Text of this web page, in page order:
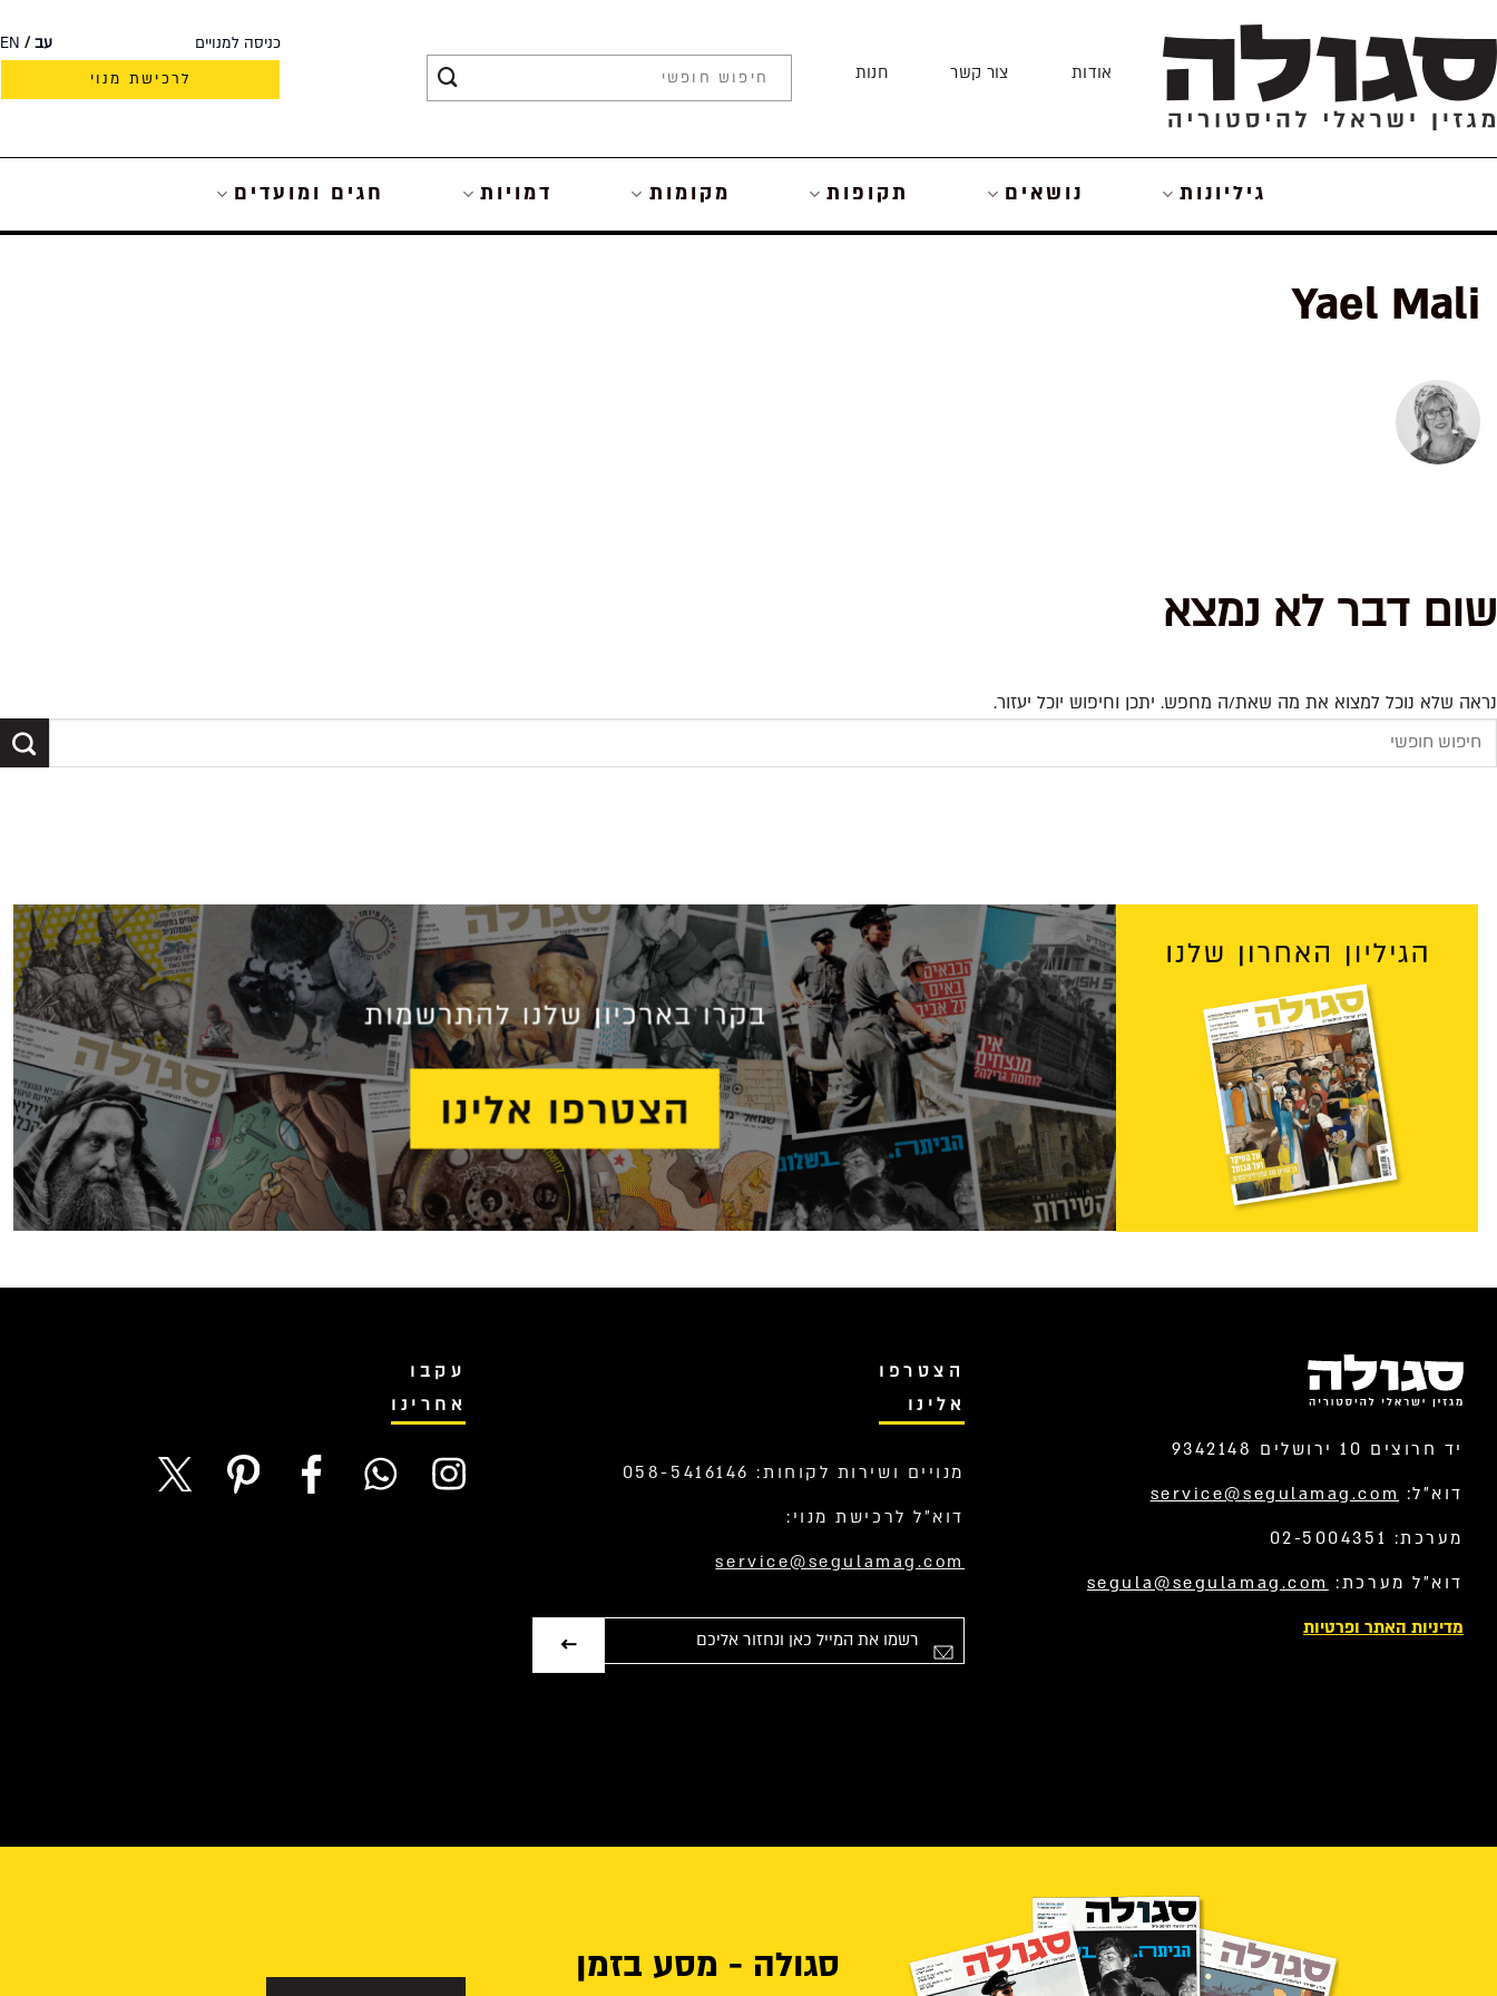
to
content
אודות צור קשר חנות
כניסה למנויים עב
EN
לרכישת מנוי
גיליונות נושאים תקופות מקומות דמויות חגים ומועדים
Yael Mali
שום דבר לא נמצא
נראה שלא נוכל למצוא את מה שאת/ה מחפש. יתכן וחיפוש יוכל יעזור.
יד חרוצים 10 ירושלים 9342148
דוא”ל: service@segulamag.com
מערכת: 02-5004351
דוא”ל מערכת: segula@segulamag.com
מדיניות האתר ופרטיות
הצטרפו
אלינו
מנויים ושירות לקוחות: 058-5416146
דוא”ל לרכישת מנוי:
service@segulamag.com
עקבו
אחרינו
סגולה - מסע בזמן